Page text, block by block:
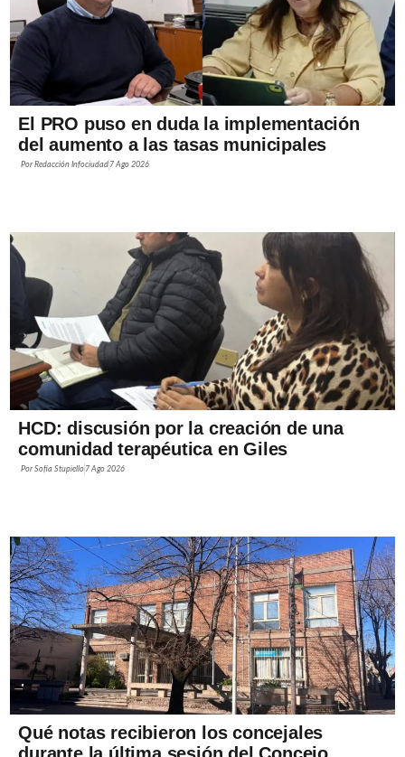
El PRO puso en duda la implementación
del aumento a las tasas municipales
PorRedacción Infociudad 7 Ago 2026
HCD: discusión por la creación de una
comunidad terapéutica en Giles
PorSofía Stupiello 7 Ago 2026
Qué notas recibieron los concejales